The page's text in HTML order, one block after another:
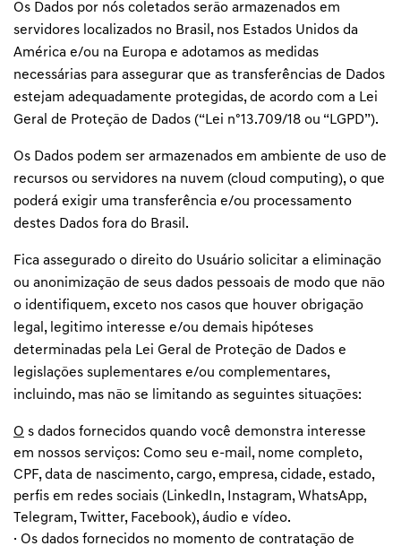
Os Dados por nós coletados serão armazenados em
servidores localizados no Brasil, nos Estados Unidos da
América e/ou na Europa e adotamos as medidas
necessárias para assegurar que as transferências de Dados
estejam adequadamente protegidas, de acordo com a Lei
Geral de Proteção de Dados (“Lei nº13.709/18 ou “LGPD”).
Os Dados podem ser armazenados em ambiente de uso de
recursos ou servidores na nuvem (cloud computing), o que
poderá exigir uma transferência e/ou processamento
destes Dados fora do Brasil.
Fica assegurado o direito do Usuário solicitar a eliminação
ou anonimização de seus dados pessoais de modo que não
o identifiquem, exceto nos casos que houver obrigação
legal, legitimo interesse e/ou demais hipóteses
determinadas pela Lei Geral de Proteção de Dados e
legislações suplementares e/ou complementares,
incluindo, mas não se limitando as seguintes situações:
O s dados fornecidos quando você demonstra interesse
em nossos serviços: Como seu e-mail, nome completo,
CPF, data de nascimento, cargo, empresa, cidade, estado,
perfis em redes sociais (LinkedIn, Instagram, WhatsApp,
Telegram, Twitter, Facebook), áudio e vídeo.
· Os dados fornecidos no momento de contratação de